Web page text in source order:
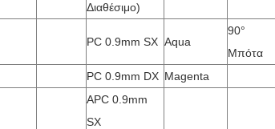
Διαθέσιμο)
PC 0.9mm SX Aqua
90°
Μπότα
PC 0.9mm DX Magenta
APC 0.9mm
SX